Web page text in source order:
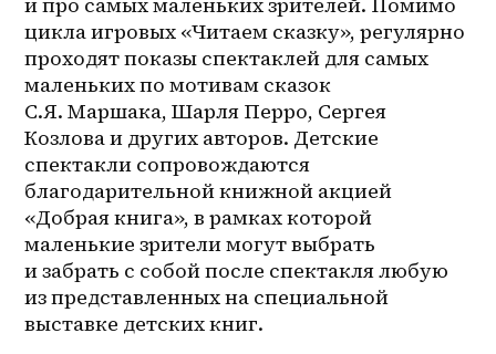
цикла игровых «Читаем сказку», регулярно
проходят показы спектаклей для самых
маленьких по мотивам сказок
С.Я. Маршака, Шарля Перро, Сергея
Козлова и других авторов. Детские
спектакли сопровождаются
благодарительной книжной акцией
«Добрая книга», в рамках которой
маленькие зрители могут выбрать
и забрать с собой после спектакля любую
из представленных на специальной
выставке детских книг.